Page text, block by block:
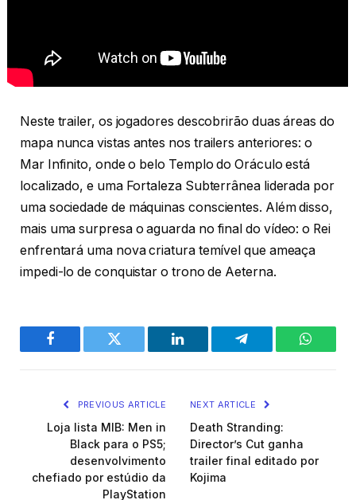
Neste trailer, os jogadores descobrirão duas áreas do
mapa nunca vistas antes nos trailers anteriores: o
Mar Infinito, onde o belo Templo do Oráculo está
localizado, e uma Fortaleza Subterrânea liderada por
uma sociedade de máquinas conscientes. Além disso,
mais uma surpresa o aguarda no final do vídeo: o Rei
enfrentará uma nova criatura temível que ameaça
impedi-lo de conquistar o trono de Aeterna.
Facebook Twitter LinkedIn Telegram
PREVIOUS ARTICLE
Loja lista MIB: Men in
Black para o PS5;
desenvolvimento
chefiado por estúdio da
PlayStation
NEXT ARTICLE
Death Stranding:
Director’s Cut ganha
trailer final editado por
Kojima